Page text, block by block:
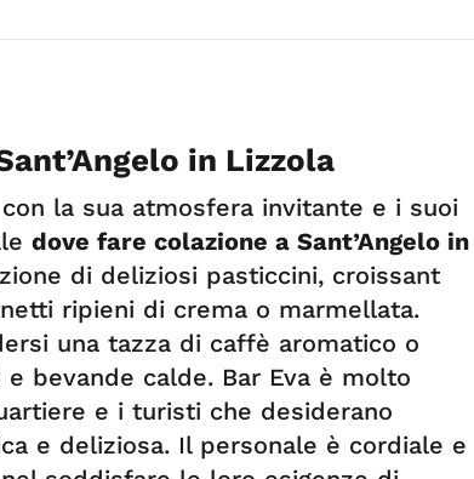
in Lizzola
la sua atmosfera invitante e i suoi
dove fare colazione a Sant’Angelo in
di deliziosi pasticcini, croissant
ripieni di crema o marmellata.
una tazza di caffè aromatico o
bevande calde. Bar Eva è molto
e i turisti che desiderano
e deliziosa. Il personale è cordiale e